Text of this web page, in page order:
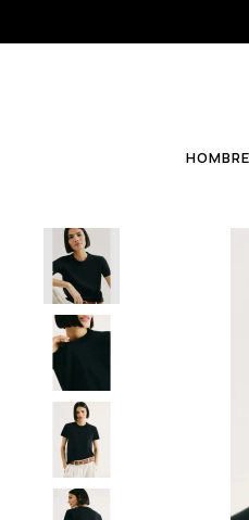
HOMBRE